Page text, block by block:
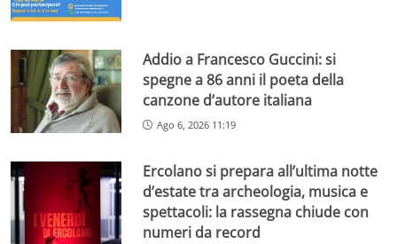
Addio a Francesco Guccini: si
spegne a 86 anni il poeta della
canzone d’autore italiana
Ago 6, 2026 11:19
Ercolano si prepara all’ultima notte
d’estate tra archeologia, musica e
spettacoli: la rassegna chiude con
numeri da record